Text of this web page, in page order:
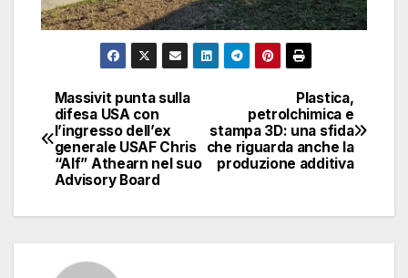
Navigazione
articoli
Plastica,
petrolchimica e
stampa 3D: una sfida
che riguarda anche la
produzione additiva
Massivit punta sulla
difesa USA con
l’ingresso dell’ex
generale USAF Chris
“Alf” Athearn nel suo
Advisory Board